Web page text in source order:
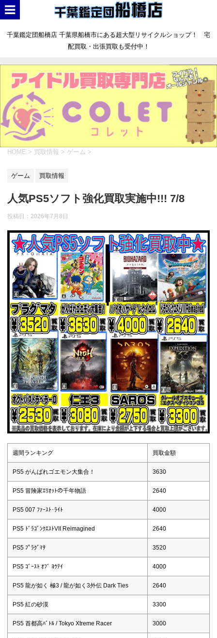
千葉鑑定団船橋店 千葉県船橋市にある超大型リサイクルショップ！ 宅
配買取・出張買取も受付中！
HOME > 買取情報 > ゲーム >
ゲーム 買取情報
人気PS5ソフト強化買取実施中!!! 7/8
投稿日： 2026年7月8日
週間ランキング 買取金額
PS5 がんばれゴエモン大集合！ 3630
PS5 冒険家ｴﾘｵｯﾄの千年物語 2640
PS5 007 ﾌｧｰｽﾄ･ﾗｲﾄ 4000
PS5 ﾄﾞﾗｺﾞﾝｸｴｽﾄVII Reimagined 2640
PS5 ﾌﾟﾗｸﾞﾏﾀ 3520
PS5 ｺﾞｰｽﾄ ｵﾌﾞ ﾖｳﾃｲ 4000
PS5 龍が如く 極3 / 龍が如く3外伝 Dark Ties 2640
PS5 紅の砂漠 3300
PS5 首都高ﾊﾞﾄﾙ / Tokyo Xtreme Racer 3000